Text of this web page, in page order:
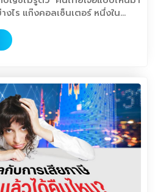
โจทย์สำคัญของ
ารทางการเงิน
ย์ ลิเบอเรเตอร์ จำกัด (มหาชน)
ทุนเน้นมูลค่ามาพูดคุยถึงการแก้
งปรับโครงสร้าง ทั้งในฝั่งผู้ออม
ลัทธิการบริโภคนิยม ความสำคัญ
รออมที่หลากลาย ( Variety of
ะความเสี่ยง มีผลิตภัณฑ์ต่าง
ะ2. ตัวกลาง
หนึ่งใน
รหลอกลวงของเหล่าแก๊งคอล
องกันได้
ตกเป็นเหยื่อคนต่อไป ทำแอปฯ